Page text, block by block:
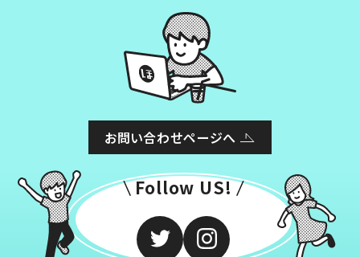
お問い合わせページへ
Follow US!